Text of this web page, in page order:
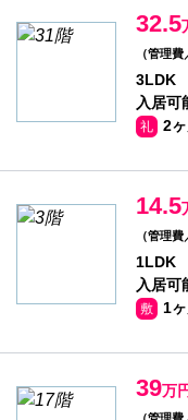
32.5
（管理
3LDK
入居可
礼 2ヶ
14.5
（管理
1LDK
入居可
敷 1
39万